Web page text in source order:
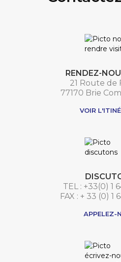
RENDEZ-
21 Route de
77170 Brie
VOIR
TEL : +33(0) 1
FAX : + 33 (0) 1
APPELEZ-